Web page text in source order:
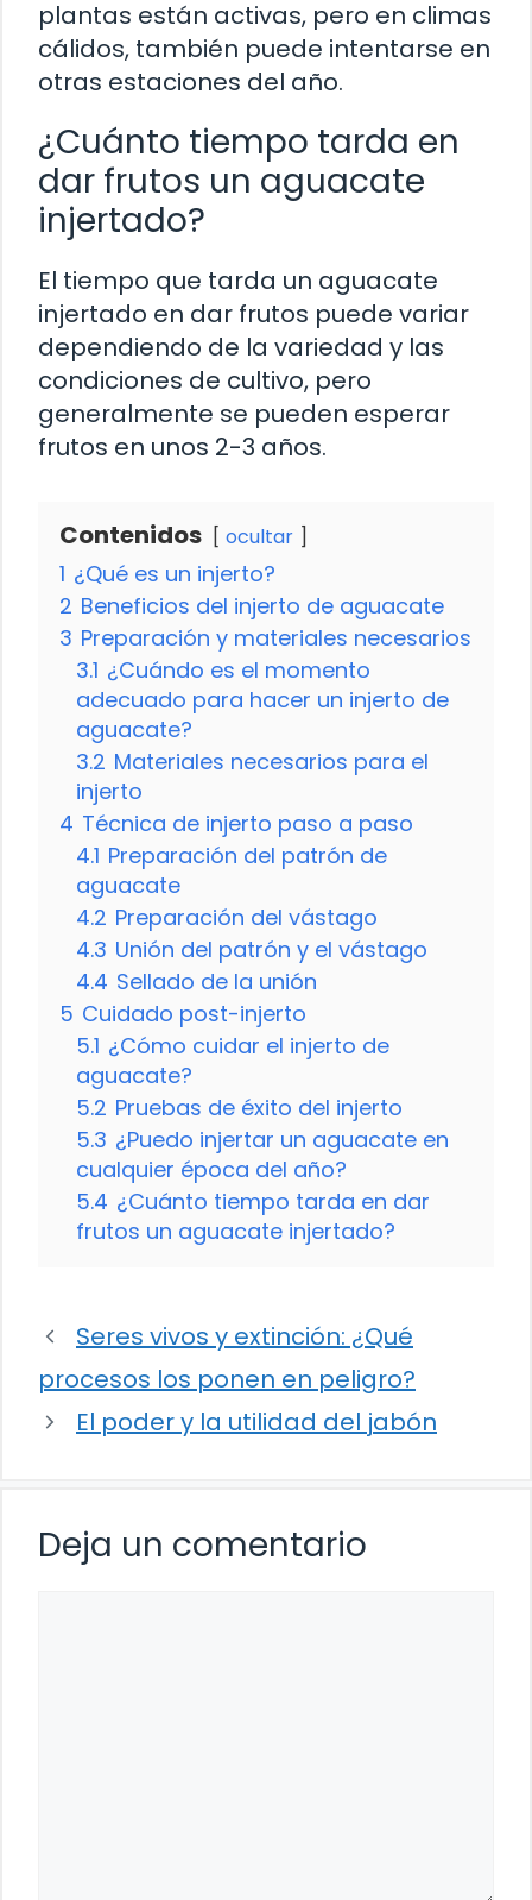
plantas están activas, pero en climas
cálidos, también puede intentarse en
otras estaciones del año.
¿Cuánto tiempo tarda en
dar frutos un aguacate
injertado?
El tiempo que tarda un aguacate
injertado en dar frutos puede variar
dependiendo de la variedad y las
condiciones de cultivo, pero
generalmente se pueden esperar
frutos en unos 2-3 años.
Contenidos ocultar
1 ¿Qué es un injerto?
2 Beneficios del injerto de aguacate
3 Preparación y materiales necesarios
3.1 ¿Cuándo es el momento
adecuado para hacer un injerto de
aguacate?
3.2 Materiales necesarios para el
injerto
4 Técnica de injerto paso a paso
4.1 Preparación del patrón de
aguacate
4.2 Preparación del vástago
4.3 Unión del patrón y el vástago
4.4 Sellado de la unión
5 Cuidado post-injerto
5.1 ¿Cómo cuidar el injerto de
aguacate?
5.2 Pruebas de éxito del injerto
5.3 ¿Puedo injertar un aguacate en
cualquier época del año?
5.4 ¿Cuánto tiempo tarda en dar
frutos un aguacate injertado?
Seres vivos y extinción: ¿Qué
procesos los ponen en peligro?
El poder y la utilidad del jabón
Deja un comentario